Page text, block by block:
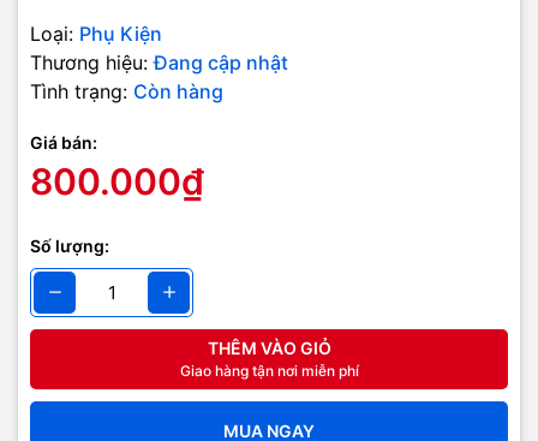
Loại: Phụ Kiện
Thương hiệu: Đang cập nhật
Tình trạng: Còn hàng
Giá bán:
800.000₫
Số lượng:
THÊM VÀO GIỎ
Giao hàng tận nơi miễn phí
MUA NGAY